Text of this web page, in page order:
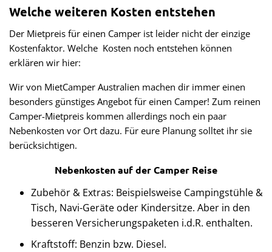
Welche weiteren Kosten entstehen
Der Mietpreis für einen Camper ist leider nicht der einzige
Kostenfaktor. Welche Kosten noch entstehen können
erklären wir hier:
Wir von MietCamper Australien machen dir immer einen
besonders günstiges Angebot für einen Camper! Zum reinen
Camper-Mietpreis kommen allerdings noch ein paar
Nebenkosten vor Ort dazu. Für eure Planung solltet ihr sie
berücksichtigen.
Nebenkosten auf der Camper Reise
Zubehör & Extras: Beispielsweise Campingstühle &
Tisch, Navi-Geräte oder Kindersitze. Aber in den
besseren Versicherungspaketen i.d.R. enthalten.
Kraftstoff: Benzin bzw. Diesel.